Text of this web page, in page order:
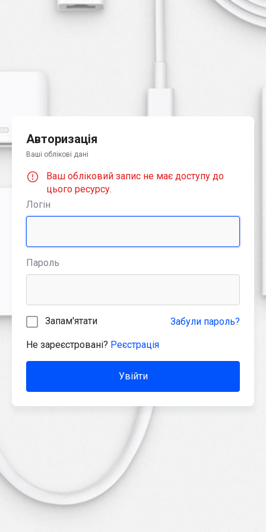
Авторизація
Ваші облікові дані
Ваш обліковий запис не має доступу до
цього ресурсу.
Логін
Пароль
Запам'ятати Забули пароль?
Не зареєстровані? Реєстрація